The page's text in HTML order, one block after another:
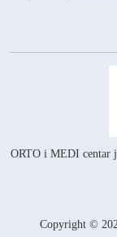
Copyright ©
ORTO i MEDI centar